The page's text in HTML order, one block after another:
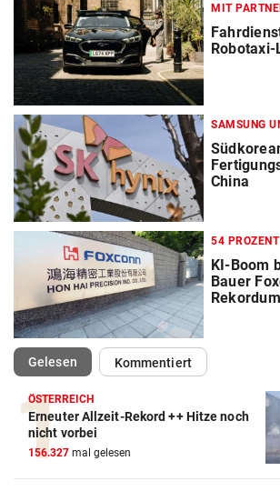
MIT
SAMSUNG
China
54
KI-Boom
Bauer
Gelesen(ausgewählt)Kommentiert
ÖSTERREICH
Erneuter Allzeit-Rekord ++ Hitze noch
nicht vorbei
156.327 mal gelesen